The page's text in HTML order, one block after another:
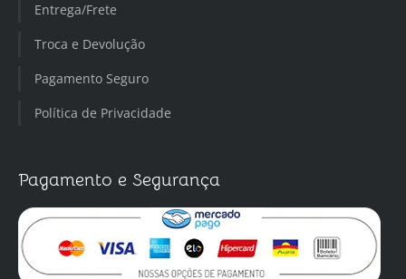
Entrega/Frete
Troca e Devolução
Pagamento Seguro
Política de Privacidade
Pagamento e Segurança